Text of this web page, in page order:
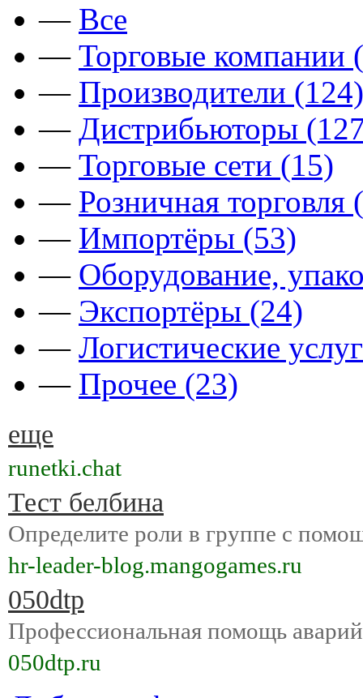
— Все
— Торговые компании
— Производители (124)
— Дистрибьюторы
— Торговые сети (15)
— Розничная торговля
— Импортёры (53)
— Оборудование,
— Экспортёры (24)
— Логистические
— Прочее (23)
еще
runetki.chat
Тест белбина
Определите роли в группе с
hr-leader-blog.mangogames.ru
050dtp
Профессиональная помощь
050dtp.ru